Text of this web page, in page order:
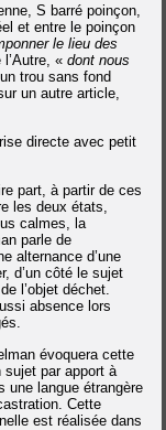
S barré poinçon,
et entre le poinçon
le lieu des
l’Autre, «dont nous
trou sans fond
un autre article,
directe avec petit
part, à partir de ces
les deux états,
calmes, la
parle de
alternance d’une
d’un côté le sujet
l’objet déchet.
absence lors
évoquera cette
sujet par apport à
une langue étrangère
Cette
est réalisée dans